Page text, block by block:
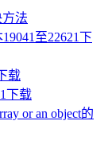
法
至22621下
载
下载
or an object的